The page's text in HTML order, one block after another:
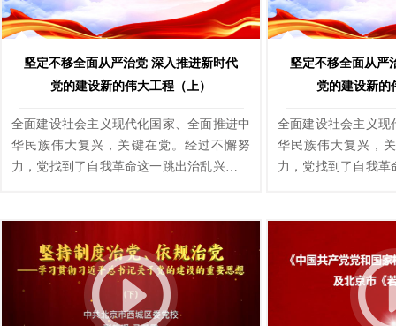
坚定不移全面从严治党 深入推进新时代
党的建设新的伟大工程（上）
全面建设社会主义现代化国家、全面推进中
华民族伟大复兴，关键在党。经过不懈努
力，党找到了自我革命这一跳出治乱兴衰历
程必须坚持和加强党中央集中统一领导，坚
持不懈用新时代中国特色社会主义思想凝心
铸魂。
坚定不移全面从严
党的建设新的
全面建设社会主义现
华民族伟大复兴，
力，党找到了自我革
持不懈用新时代中